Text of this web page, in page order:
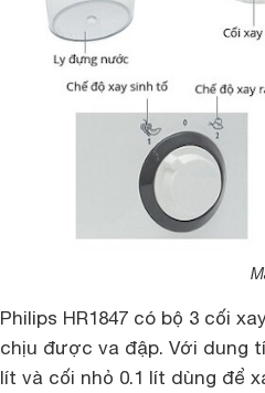
Philips HR1847 có bộ 3 cối
chịu được va đập. Với dung
lít và cối nhỏ 0.1 lít dùng để